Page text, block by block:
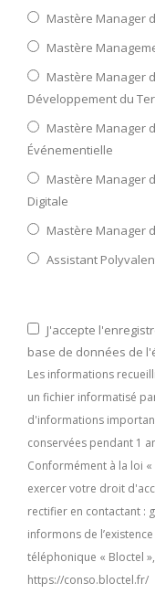
Mastère Manager
Mastère
Mastère Manager
Développement du
Mastère Manager
Événementielle
Mastère Manager
Digitale
Mastère Manager
Assistant
J'accepte
base de données de
Les informations
un fichier informatisé
d'informations
conservées pendant 1
Conformément à la loi
exercer votre droit
rectifier en contactant :
informons de
téléphonique « Bloctel
https://conso.bloctel.fr/